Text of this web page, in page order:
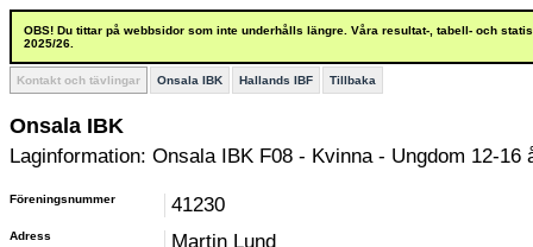
OBS! Du tittar på webbsidor som inte underhålls längre. Våra resultat-, tabell- och
2025/26.
Kontakt och tävlingar Onsala IBK Hallands IBF Tillbaka
Onsala IBK
Laginformation: Onsala IBK F08 - Kvinna - Ungdom 12-16
Föreningsnummer 41230
Adress
Martin Lund